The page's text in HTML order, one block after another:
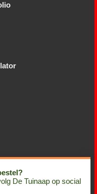
De Tuinaap op social